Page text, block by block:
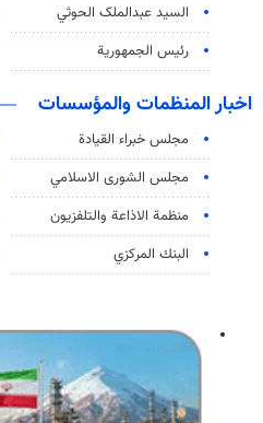
السید عبدالملک الحوثي
رئيس الجمهورية
اخبار المنظمات والمؤسسات
مجلس خبراء القيادة
مجلس الشورى الاسلامي
منظمة الاذاعة والتلفزیون
البنك المركزي